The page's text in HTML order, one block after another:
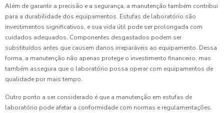
Além de garantir a precisão e a segurança, a manutenção também contribui
para a durabilidade dos equipamentos. Estufas de laboratório são
investimentos significativos, e sua vida útil pode ser prolongada com
cuidados adequados. Componentes desgastados podem ser
substituídos antes que causem danos irreparáveis ao equipamento. Dessa
forma, a manutenção não apenas protege o investimento financeiro, mas
também assegura que o laboratório possa operar com equipamentos de
qualidade por mais tempo.
Outro ponto a ser considerado é que a manutenção em estufas de
laboratório pode afetar a conformidade com normas e regulamentações.